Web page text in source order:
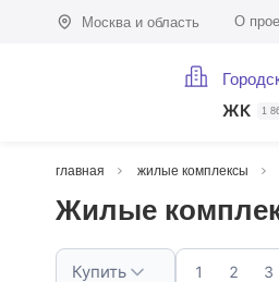
Москва и область О
ЖК 1
главная жилые комплексы
Жилые
Купить 1 2 3